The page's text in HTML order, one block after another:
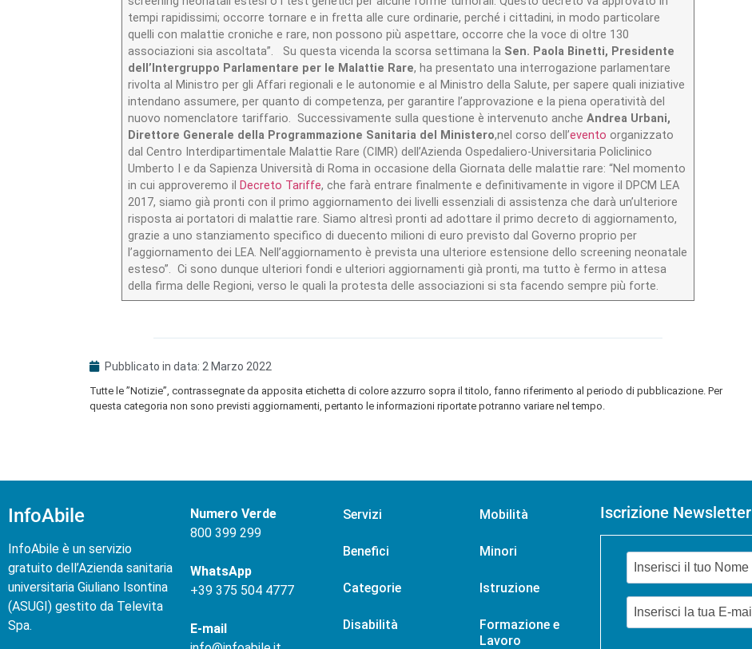
tempi rapidissimi; occorre tornare e in fretta alle cure ordinarie, perché i cittadini, in modo particolare
quelli con malattie croniche e rare, non possono più aspettare, occorre che la voce di oltre 130
associazioni sia ascoltata”. Su questa vicenda la scorsa settimana la Sen. Paola Binetti, Presidente
dell’Intergruppo Parlamentare per le Malattie Rare, ha presentato una interrogazione parlamentare
rivolta al Ministro per gli Affari regionali e le autonomie e al Ministro della Salute, per sapere quali iniziative
intendano assumere, per quanto di competenza, per garantire l’approvazione e la piena operatività del
nuovo nomenclatore tariffario. Successivamente sulla questione è intervenuto ancheAndrea Urbani,
Direttore Generale della Programmazione Sanitaria del Ministero,nel corso dell’evento organizzato
dal Centro Interdipartimentale Malattie Rare (CIMR) dell’Azienda Ospedaliero-Universitaria Policlinico
Umberto I e da Sapienza Università di Roma in occasione della Giornata delle malattie rare: “Nel momento
in cui approveremo il Decreto Tariffe, che farà entrare finalmente e definitivamente in vigore il DPCM LEA
2017, siamo già pronti con il primo aggiornamento dei livelli essenziali di assistenza che darà un’ulteriore
risposta ai portatori di malattie rare. Siamo altresì pronti ad adottare il primo decreto di aggiornamento,
grazie a uno stanziamento specifico di duecento milioni di euro previsto dal Governo proprio per
l’aggiornamento dei LEA. Nell’aggiornamento è prevista una ulteriore estensione dello screening neonatale
esteso”. Ci sono dunque ulteriori fondi e ulteriori aggiornamenti già pronti, ma tutto è fermo in attesa
della firma delle Regioni, verso le quali la protesta delle associazioni si sta facendo sempre più forte.
Pubblicato in data: 2 Marzo 2022
Tutte le ”Notizie”, contrassegnate da apposita etichetta di colore azzurro sopra il titolo, fanno riferimento al periodo di pubblicazione. Per
questa categoria non sono previsti aggiornamenti, pertanto le informazioni riportate potranno variare nel tempo.
InfoAbile
InfoAbile è un servizio
gratuito dell’Azienda sanitaria
universitaria Giuliano Isontina
(ASUGI) gestito da Televita
Spa.
Numero Verde
800 399 299
WhatsApp
+39 375 504 4777
E-mail
Servizi
Benefici
Categorie
Disabilità
Mobilità
Minori
Istruzione
Formazione e
Lavoro
Iscrizione Newsletter